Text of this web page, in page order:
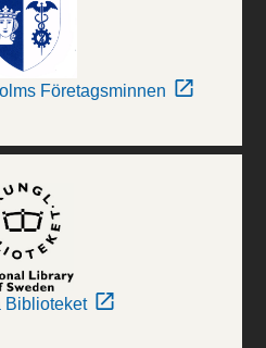
Företagsminnen
Biblioteket